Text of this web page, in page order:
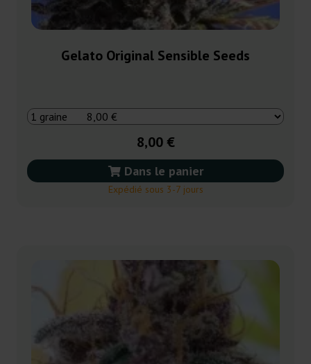
Gelato Original Sensible Seeds
8,00 €
Dans le panier
Expédié sous 3-7 jours